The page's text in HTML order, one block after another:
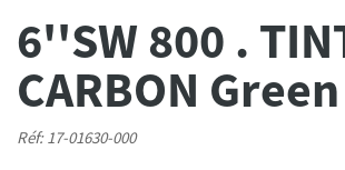
6''SW 800 .
CARBON Green
Réf: 17-01630-000